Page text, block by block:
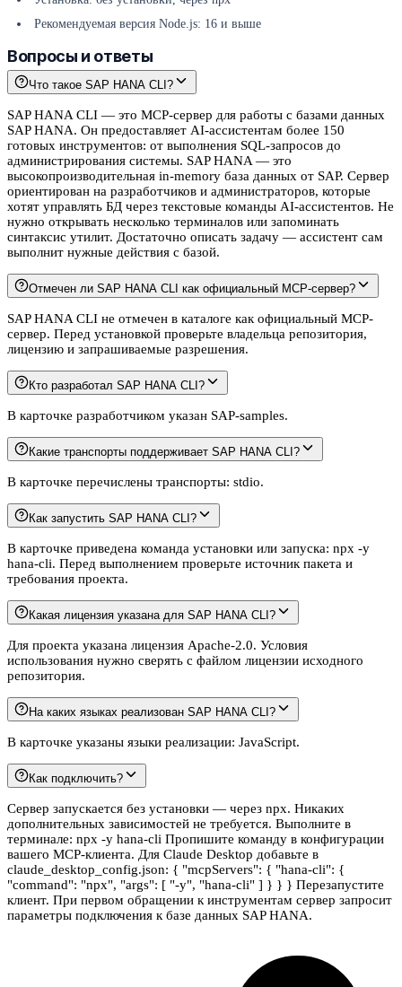
Рекомендуемая версия Node.js: 16 и выше
Вопросы и ответы
Что такое SAP HANA CLI?
SAP HANA CLI — это MCP-сервер для работы с базами данных
SAP HANA. Он предоставляет AI-ассистентам более 150
готовых инструментов: от выполнения SQL-запросов до
администрирования системы. SAP HANA — это
высокопроизводительная in-memory база данных от SAP. Сервер
ориентирован на разработчиков и администраторов, которые
хотят управлять БД через текстовые команды AI-ассистентов. Не
нужно открывать несколько терминалов или запоминать
синтаксис утилит. Достаточно описать задачу — ассистент сам
выполнит нужные действия с базой.
Отмечен ли SAP HANA CLI как официальный MCP-сервер?
SAP HANA CLI не отмечен в каталоге как официальный MCP-
сервер. Перед установкой проверьте владельца репозитория,
лицензию и запрашиваемые разрешения.
Кто разработал SAP HANA CLI?
В карточке разработчиком указан SAP-samples.
Какие транспорты поддерживает SAP HANA CLI?
В карточке перечислены транспорты: stdio.
Как запустить SAP HANA CLI?
В карточке приведена команда установки или запуска: npx -y
hana-cli. Перед выполнением проверьте источник пакета и
требования проекта.
Какая лицензия указана для SAP HANA CLI?
Для проекта указана лицензия Apache-2.0. Условия
использования нужно сверять с файлом лицензии исходного
репозитория.
На каких языках реализован SAP HANA CLI?
В карточке указаны языки реализации: JavaScript.
Как подключить?
Сервер запускается без установки — через npx. Никаких
дополнительных зависимостей не требуется. Выполните в
терминале: npx -y hana-cli Пропишите команду в конфигурации
вашего MCP-клиента. Для Claude Desktop добавьте в
claude_desktop_config.json: { "mcpServers": { "hana-cli": {
"command": "npx", "args": [ "-y", "hana-cli" ] } } } Перезапустите
клиент. При первом обращении к инструментам сервер запросит
параметры подключения к базе данных SAP HANA.